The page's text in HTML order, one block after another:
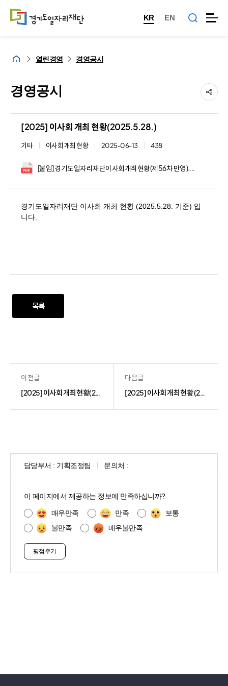
KR EN
홈 열린경영 경영공시
경영공시
[2025] 이사회 개최 현황(2025.5.28.)
기타 이사회 개최 현황 2025-06-13 438
경기도일자리재단 이사회 개최 현황 (2025.5.28. 기준) 입
니다.
목록
이전글
[2025] 이사회 개최 현황(2025.2.27.)
다음글
[2025] 이사회 개최 현황 (2025.8.6.)
담당부서 : 기획조정팀 문의처 :
이 페이지에서 제공하는 정보에 만족하십니까?
매우만족 만족
보통
불만족
매우불만족